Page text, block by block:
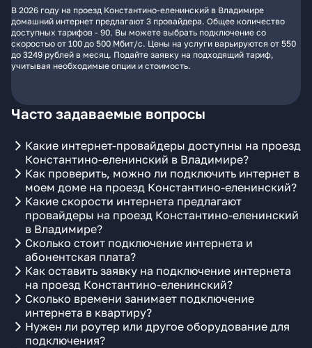
В 2026 году на проезд Константино-еленинский в Владимире
домашний интернет предлагают 3 провайдера. Общее количество
доступных тарифов - 90. Вы можете выбрать подключение со
скоростью от 100 до 500 Мбит/с. Цены на услуги варьируются от 550
до 3249 рублей в месяц. Подайте заявку на подходящий тариф,
учитывая необходимые опции и стоимость.
Часто задаваемые вопросы
Какие интернет-провайдеры доступны на проезд
Константино-еленинский в Владимире?
Как проверить, можно ли подключить интернет в
моем доме на проезд Константино-еленинский?
Какие скорости интернета предлагают
провайдеры на проезд Константино-еленинский
в Владимире?
Сколько стоит подключение интернета и
абонентская плата?
Как оставить заявку на подключение интернета
на проезд Константино-еленинский?
Сколько времени занимает подключение
интернета в квартиру?
Нужен ли роутер или другое оборудование для
подключения?